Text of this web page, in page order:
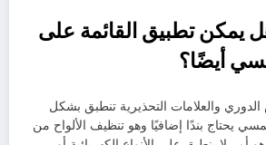
يمكن تطبيق القائمة على
أيضًا؟
الدوري والعلامات التحذيرية تنطبق بشكل
يحتاج بندًا إضافيًا وهو تنظيف الألواح من